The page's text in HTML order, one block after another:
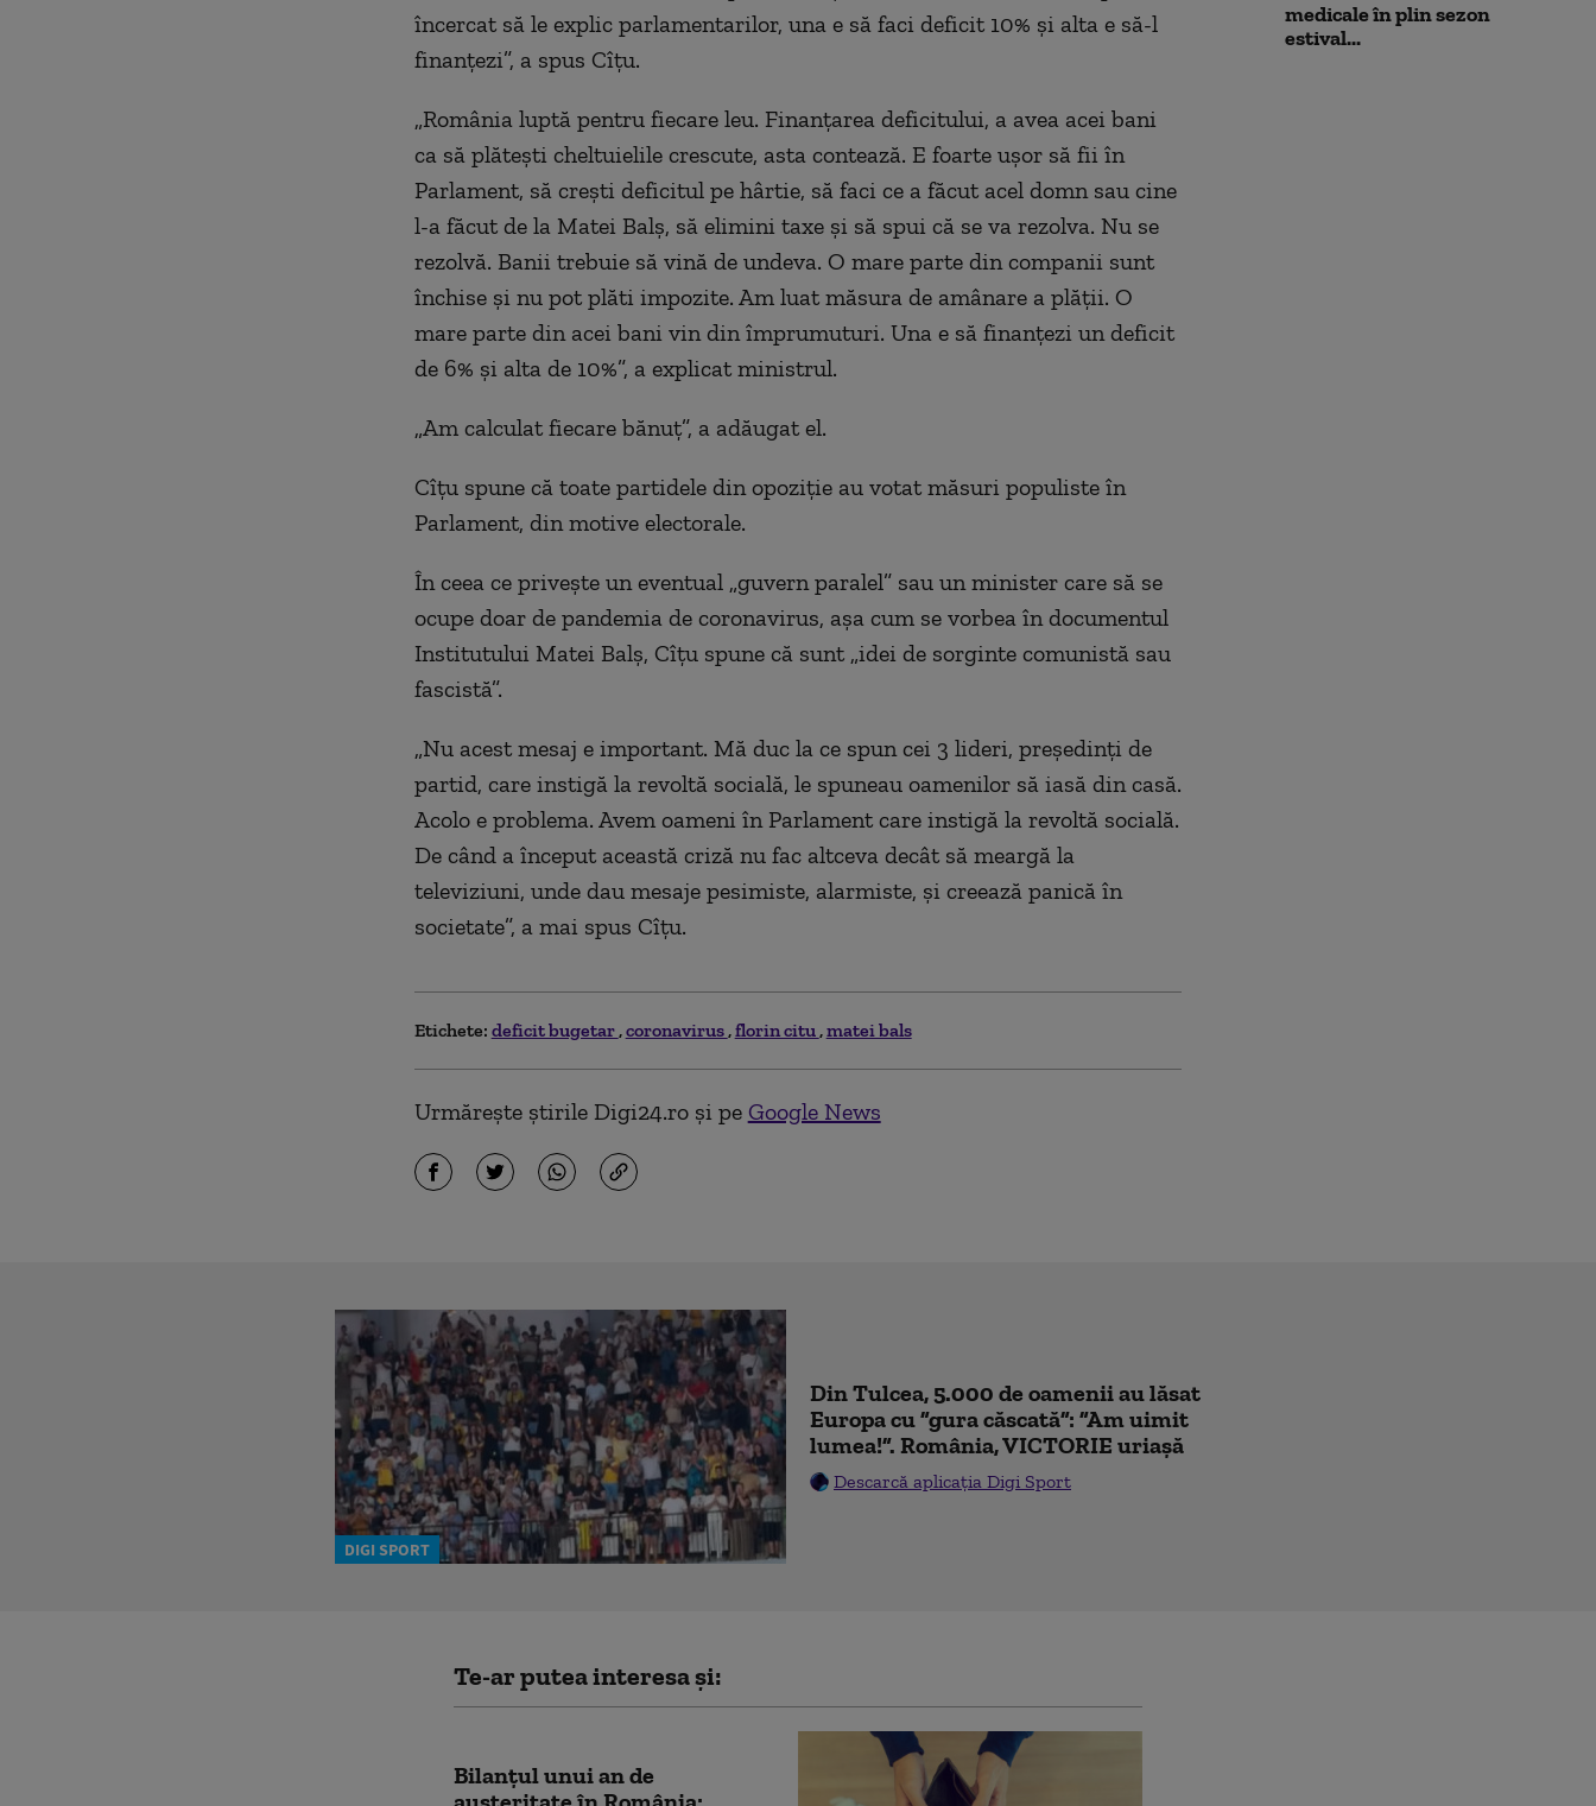
încercat să le explic parlamentarilor, una e să faci deficit 10% și alta e să-l
finanțezi”, a spus Cîțu.
„România luptă pentru fiecare leu. Finanțarea deficitului, a avea acei bani
ca să plătești cheltuielile crescute, asta contează. E foarte ușor să fii în
Parlament, să crești deficitul pe hârtie, să faci ce a făcut acel domn sau cine
l-a făcut de la Matei Balș, să elimini taxe și să spui că se va rezolva. Nu se
rezolvă. Banii trebuie să vină de undeva. O mare parte din companii sunt
închise și nu pot plăti impozite. Am luat măsura de amânare a plății. O
mare parte din acei bani vin din împrumuturi. Una e să finanțezi un deficit
de 6% și alta de 10%”, a explicat ministrul.
„Am calculat fiecare bănuț”, a adăugat el.
Cîțu spune că toate partidele din opoziție au votat măsuri populiste în
Parlament, din motive electorale.
În ceea ce privește un eventual „guvern paralel” sau un minister care să se
ocupe doar de pandemia de coronavirus, așa cum se vorbea în documentul
Institutului Matei Balș, Cîțu spune că sunt „idei de sorginte comunistă sau
fascistă”.
„Nu acestmesaj e important. Mă duc la ce spun cei 3 lideri, președinți de
partid, care instigă la revoltă socială, le spuneau oamenilor să iasă din casă.
Acolo e problema. Avem oameni în Parlamentcare instigă la revoltă socială.
De când a început această criză nu fac altceva decât să meargă la
televiziuni, undedau mesaje pesimiste, alarmiste, și creează panică în
societate”, a mai spus Cîțu.
Etichete: deficit bugetar coronavirus florin citu matei bals
Urmărește știrile Digi24.ro și pe Google News
medicale în plin sezon
estival...
DIGI SPORT
Din Tulcea, 5.000 de oamenii au lăsat
Europa cu ”gura căscată”: ”Am uimit
lumea!”. România, VICTORIE uriașă
Descarcă aplicația Digi Sport
Te-ar putea interesa și:
Bilanțul unui an de